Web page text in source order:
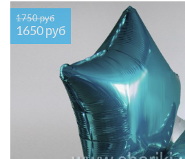
1750 руб
1650 руб